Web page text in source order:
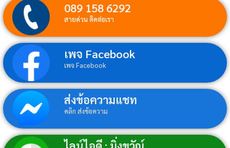
089 158 6292
สายด่วน ติดต่อเรา
เพจ Facebook
เพจ Facebook
ส่งข้อความแชท
คลิก ส่งข้อความ